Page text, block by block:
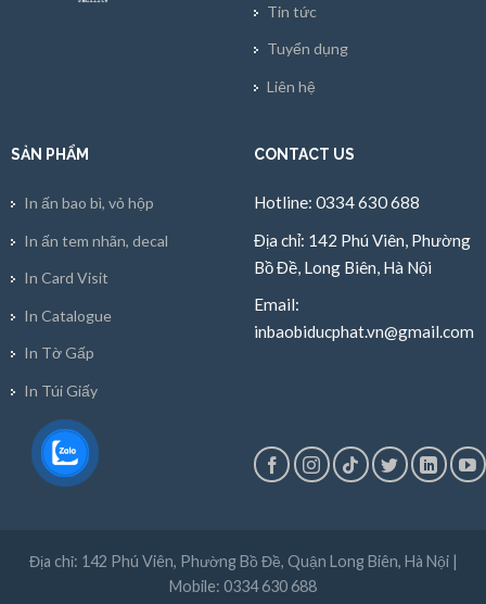
Tin tức
Tuyển dụng
Liên hệ
SẢN PHẨM
In ấn bao bì, vỏ hộp
In ấn tem nhãn, decal
In Card Visit
In Catalogue
In Tờ Gấp
In Túi Giấy
CONTACT US
Hotline: 0334 630 688
Địa chỉ: 142 Phú Viên, Phường
Bồ Đề, Long Biên, Hà Nội
Email:
inbaobiducphat.vn@gmail.com
Địa chỉ: 142 Phú Viên, Phường Bồ Đề, Quận Long Biên, Hà Nội |
Mobile: 0334 630 688